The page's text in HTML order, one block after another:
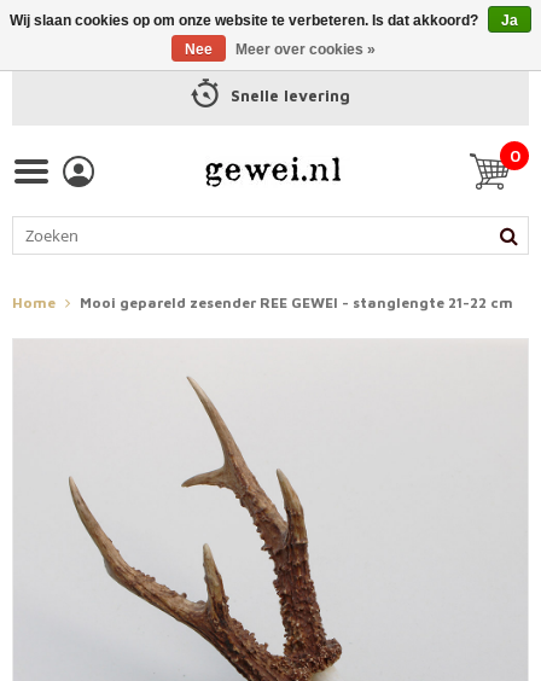
Snelle levering
0
Home Mooi gepareld zesender REE GEWEI - stanglengte 21-22 cm
Wij slaan cookies op om onze website te verbeteren. Is dat akkoord?
Ja
Nee
Meer over cookies »